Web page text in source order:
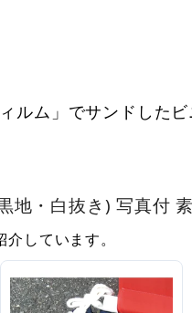
ルム」でサンドしたビ
地・白抜き) 写真付
しています。